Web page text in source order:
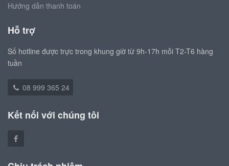
Hướng dẫn thanh toán
Hỗ trợ
Số hotline được trực trong khung giờ từ 9h-17h mỗi T2-T6 hàng
tuần
08 999 365 24
Kết nối với chúng tôi